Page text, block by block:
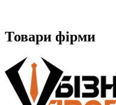
Товари фірми